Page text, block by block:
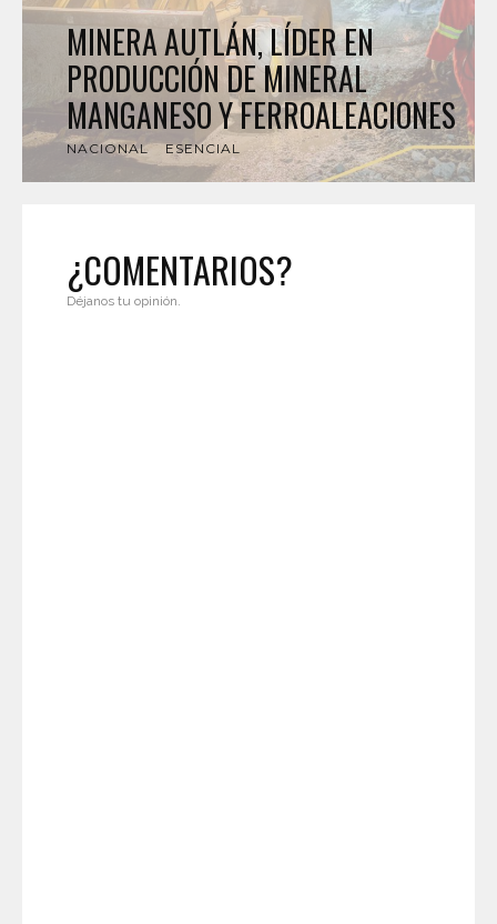
MINERA AUTLÁN, LÍDER EN
PRODUCCIÓN DE MINERAL
MANGANESO Y FERROALEACIONES
NACIONAL ESENCIAL
¿COMENTARIOS?
Déjanos tu opinión.